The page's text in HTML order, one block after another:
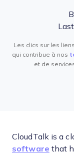
Les clics sur les
qui contribue à nos
et de
CloudTalk is a
software that